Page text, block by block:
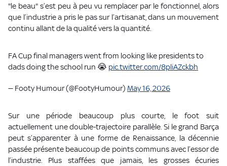
"le beau" s’est peu à peu vu remplacer par le fonctionnel, alors
que l’industrie a pris le pas sur l’artisanat, dans un mouvement
continu allant de la qualité vers la quantité.
FA Cup final managers went from looking like presidents to
dads doing the school run 😭 pic.twitter.com/8pliAZckbh
— Footy Humour (@FootyHumour) May 16, 2026
Sur une période beaucoup plus courte, le foot suit
actuellement une double-trajectoire parallèle. Si le grand Barça
peut s’apparenter à une forme de Renaissance, la décennie
passée présente beaucoup de points communs avec l’essor de
l’industrie. Plus staffées que jamais, les grosses écuries